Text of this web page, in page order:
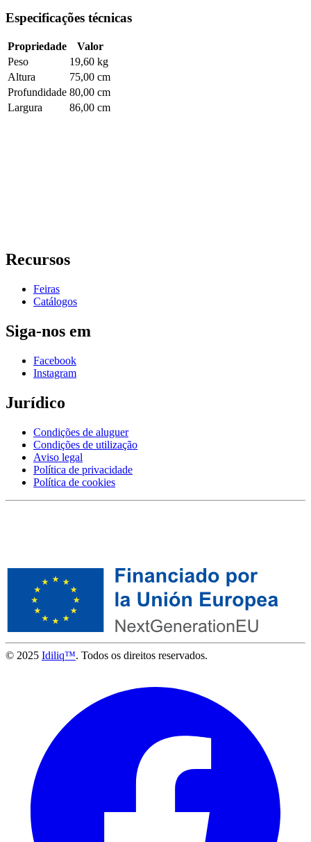
Especificações técnicas
Propriedade
Valor
Peso
19,60 kg
Altura
75,00 cm
Profundidade 80,00 cm
Largura
86,00 cm
Recursos
Feiras
Catálogos
Siga-nos em
Facebook
Instagram
Jurídico
Condições de aluguer
Condições de utilização
Aviso legal
Política de privacidade
Política de cookies
© 2025 Idiliq™. Todos os direitos reservados.